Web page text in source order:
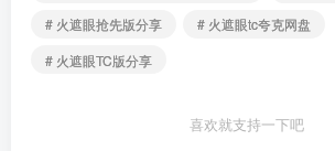
# 火遮眼抢先版分享
# 火遮眼tc夸克网盘
# 火遮眼TC版分享
喜欢就支持一下吧